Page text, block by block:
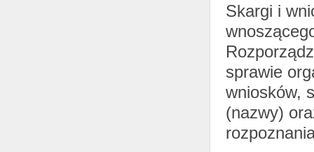
Skargi i
sprawie
wniosków,
(nazwy)